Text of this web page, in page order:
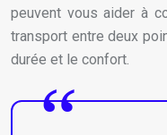
peuvent vous aider à
transport entre deux
durée et le confort.